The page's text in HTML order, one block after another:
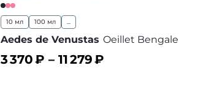
10 мл 100 мл ...
Aedes de Venustas Oeillet Bengale
3 370₽ – 11 279₽